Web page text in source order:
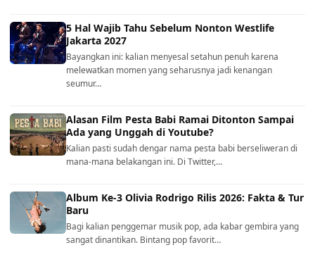
5 Hal Wajib Tahu Sebelum Nonton Westlife
Jakarta 2027
Bayangkan ini: kalian menyesal setahun penuh karena
melewatkan momen yang seharusnya jadi kenangan
seumur…
Alasan Film Pesta Babi Ramai Ditonton Sampai
Ada yang Unggah di Youtube?
Kalian pasti sudah dengar nama pesta babi berseliweran di
mana-mana belakangan ini. Di Twitter,…
Album Ke-3 Olivia Rodrigo Rilis 2026: Fakta & Tur
Baru
Bagi kalian penggemar musik pop, ada kabar gembira yang
sangat dinantikan. Bintang pop favorit…